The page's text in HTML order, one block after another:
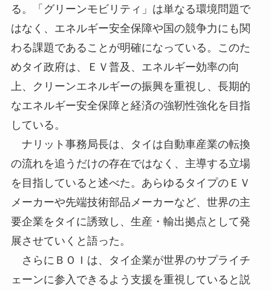
る。「グリーンモビリティ」は単なる環境問題で
はなく、エネルギー安全保障や国の競争力にも関
わる課題であることが明確になっている。このた
めタイ政府は、ＥＶ普及、エネルギー効率の向
上、クリーンエネルギーの振興を重視し、長期的
なエネルギー安全保障と経済の強靭性強化を目指
している。
ナリット事務局長は、タイは自動車産業の転換
の流れを追うだけの存在ではなく、主導する立場
を目指していると述べた。あらゆるタイプのＥＶ
メーカーや先端技術部品メーカーなど、世界の主
要企業をタイに誘致し、生産・輸出拠点として発
展させていくと語った。
さらにＢＯＩは、タイ企業が世界のサプライチ
ェーンに参入できるよう支援を重視していると説